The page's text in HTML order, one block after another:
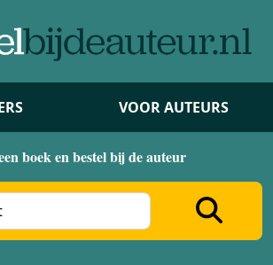
VOOR AUTEURS
boek en bestel bij de auteur